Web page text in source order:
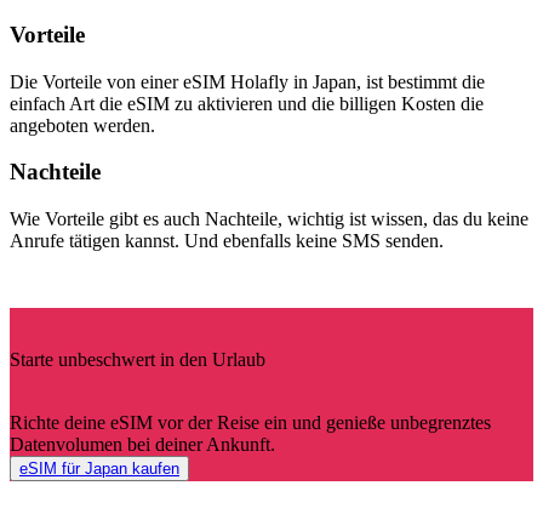
Vorteile
Die Vorteile von einer eSIM Holafly in Japan, ist bestimmt die
einfach Art die eSIM zu aktivieren und die billigen Kosten die
angeboten werden.
Nachteile
Wie Vorteile gibt es auch Nachteile, wichtig ist wissen, das du keine
Anrufe tätigen kannst. Und ebenfalls keine SMS senden.
Starte unbeschwert in den Urlaub
Richte deine eSIM vor der Reise ein und genieße unbegrenztes
Datenvolumen bei deiner Ankunft.
eSIM für Japan kaufen